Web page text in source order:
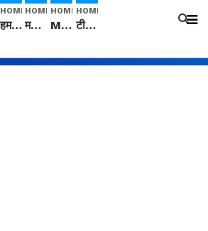
HOME
हम सनातनी..." सांसद kangana Ranaut से क्या बोली लड़की? Viral Jantar-Mantar | CJP protest
HOME
मनीषा हत्याकांड: हत्या, आत्महत्या या कोई बड़ा राज? | Full Story | Josh Haryana
HOME
Mangalsutra: हिंदू धर्म में शादी के बाद मंगलसूत्र क्यों पहनती है महिलाएं, किसने शुरु की ये परंपरा
HOME
टीम बीकेई ने एग्रीकल्चर ग्रेड की यूरिया खाद गट्टों में बदलकर टेक्निकल ग्रेड में बेचने वालों पर करवाई कार्रवाई: लखविंदर सिंह औलख